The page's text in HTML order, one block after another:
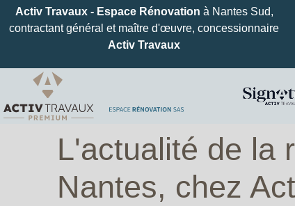
Activ Travaux - Espace Rénovation à Nantes Sud,
contractant général et maître d'œuvre, concessionnaire
Activ Travaux
L'actualité de la
Nantes, chez